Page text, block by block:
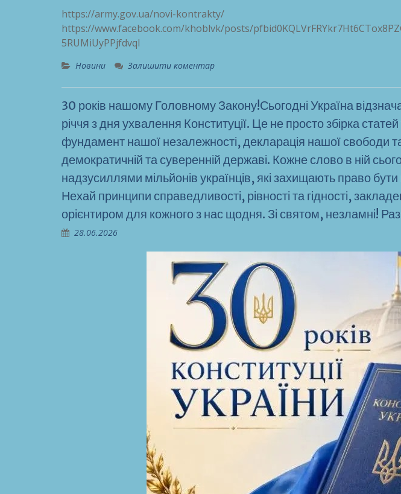
https://army.gov.ua/novi-kontrakty/
https://www.facebook.com/khoblvk/posts/
5RUMiUyPPjfdvql
Новини Залишити коментар
30 років нашому Головному Закону!Сьогодні Україна
річчя з дня ухвалення Конституції. Це не просто збірка
фундамент нашої незалежності, декларація нашої свободи
демократичній та суверенній державі. Кожне слово в ній
надзусиллями мільйонів українців, які захищають право
Нехай принципи справедливості, рівності та гідності,
орієнтиром для кожного з нас щодня. Зі святом, незламні!
28.06.2026